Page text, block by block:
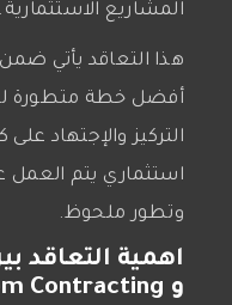
المشاريع الاستثمارية.
هذا التعاقد يأتي
أفضل خطة متطورة
التركيز والإجتهاد
استثماري يتم العمل
وتطور ملحوظ.
و System Contracting